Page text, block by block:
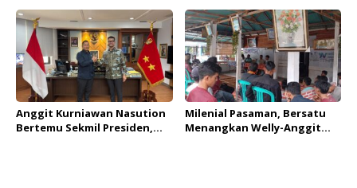
Rel Kereta
Cari Alamat
Anggit Kurniawan Nasution
Bertemu Sekmil Presiden,
Milenial Pasaman, Bersatu
Menangkan Welly-Anggit